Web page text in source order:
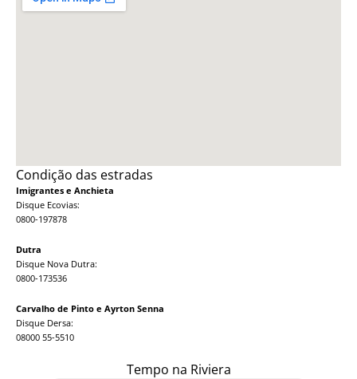
Condição das estradas
Imigrantes e Anchieta
Disque Ecovias:
0800-197878
Dutra
Disque Nova Dutra:
0800-173536
Carvalho de Pinto e Ayrton Senna
Disque Dersa:
08000 55-5510
Tempo na Riviera